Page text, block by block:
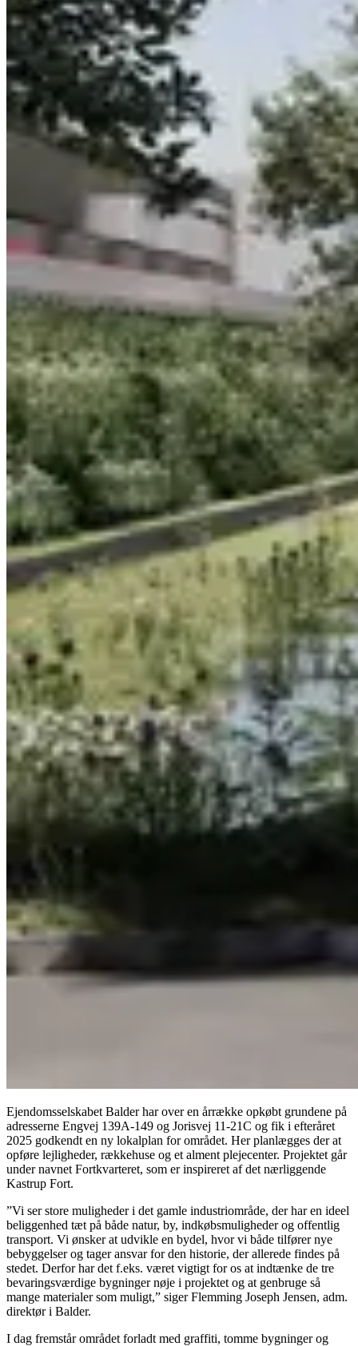
Ejendomsselskabet Balder har over en årrække opkøbt grundene på
adresserne Engvej 139A-149 og Jorisvej 11-21C og fik i efteråret
2025 godkendt en ny lokalplan for området. Her planlægges der at
opføre lejligheder, rækkehuse og et alment plejecenter. Projektet går
under navnet Fortkvarteret, som er inspireret af det nærliggende
Kastrup Fort.
”Vi ser store muligheder i det gamle industriområde, der har en ideel
beliggenhed tæt på både natur, by, indkøbsmuligheder og offentlig
transport. Vi ønsker at udvikle en bydel, hvor vi både tilfører nye
bebyggelser og tager ansvar for den historie, der allerede findes på
stedet. Derfor har det f.eks. været vigtigt for os at indtænke de tre
bevaringsværdige bygninger nøje i projektet og at genbruge så
mange materialer som muligt,” siger Flemming Joseph Jensen, adm.
direktør i Balder.
I dag fremstår området forladt med graffiti, tomme bygninger og